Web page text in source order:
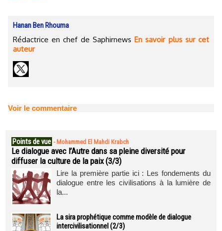
Hanan Ben Rhouma
Rédactrice en chef de Saphirnews En savoir plus sur cet
auteur
Voir le commentaire
Points de vue - Mohammed El Mahdi Krabch
Le dialogue avec l’Autre dans sa pleine diversité pour
diffuser la culture de la paix (3/3)
Lire la première partie ici : Les fondements du
dialogue entre les civilisations à la lumière de
la...
La sira prophétique comme modèle de dialogue
intercivilisationnel (2/3)